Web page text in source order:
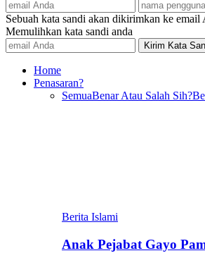
Sebuah kata sandi akan dikirimkan ke email
Memulihkan kata sandi anda
Home
Penasaran?
SemuaBenar Atau Salah Sih?
Berita Islami
Anak Pejabat Gayo